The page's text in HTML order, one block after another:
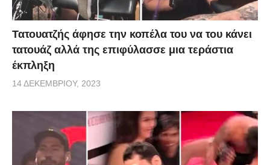
Τατουατζής άφησε την κοπέλα του να του κάνει
τατουάζ αλλά της επιφύλασσε μια τεράστια
έκπληξη
14 ΔΕΚΕΜΒΡΊΟΥ, 2023